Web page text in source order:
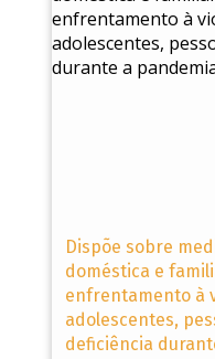
Dispõe sobre
doméstica e
enfrentamento à
adolescentes,
deficiência